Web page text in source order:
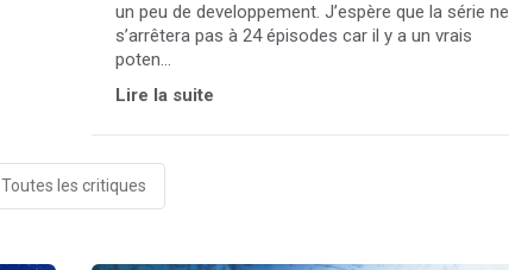
un peu de developpement. J’espère que la série ne
s’arrêtera pas à 24 épisodes car il y a un vrais
poten...
Lire la suite
Toutes les critiques